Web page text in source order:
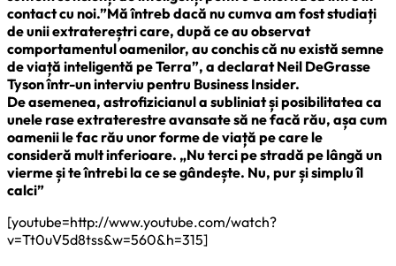
contact cu noi.”Mă întreb dacă nu cumva am fost studiați
de unii extratereștri care, după ce au observat
comportamentul oamenilor, au conchis că nu există semne
de viață inteligentă pe Terra”, a declarat Neil DeGrasse
Tyson într-un interviu pentru Business Insider.
De asemenea, astrofizicianul a subliniat și posibilitatea ca
unele rase extraterestre avansate să ne facă rău, așa cum
oamenii le fac rău unor forme de viață pe care le
consideră mult inferioare. „Nu terci pe stradă pe lângă un
vierme și te întrebi la ce se gândește. Nu, pur și simplu îl
calci”
[youtube=http://www.youtube.com/watch?
v=Tt0uV5d8tss&w=560&h=315]